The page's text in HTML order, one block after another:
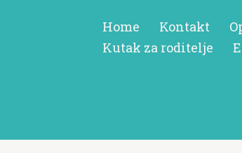
Home Kontakt
Kutak za roditelje